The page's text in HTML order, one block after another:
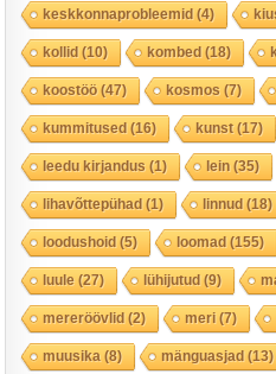
keskkonnaprobleemid(4)
kollid(10) kombed(18)
koostöö(47) kosmos (7)
kummitused(16) kunst(17)
leedu kirjandus (1) lein(35)
lihavõttepühad(1) linnud(18)
loodushoid(5) loomad(155)
luule (27) lühijutud(9)
mereröövlid(2) meri(7)
muusika (8) mänguasjad(13)